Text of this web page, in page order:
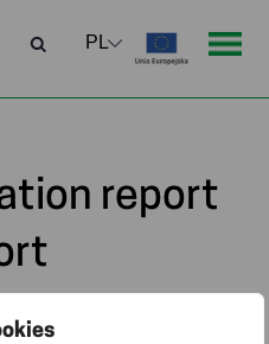
report
report